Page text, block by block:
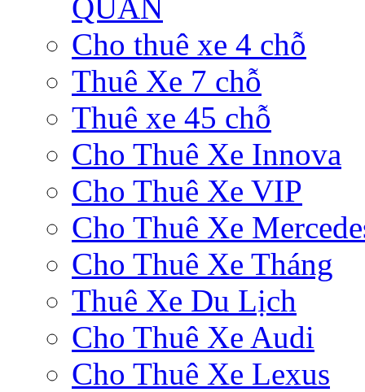
QUÂN
Cho thuê xe 4 chỗ
Thuê Xe 7 chỗ
Thuê xe 45 chỗ
Cho Thuê Xe Innova
Cho Thuê Xe VIP
Cho Thuê Xe
Cho Thuê Xe Tháng
Thuê Xe Du Lịch
Cho Thuê Xe Audi
Cho Thuê Xe Lexus